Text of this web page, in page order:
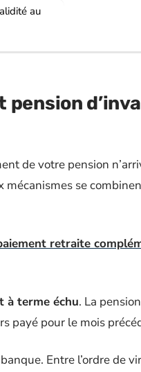
au
pension
de votre pension
mécanismes se
retraite
à terme échu. La
payé pour le mois
Entre l’ordre de